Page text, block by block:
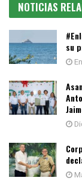
NOTICIAS
su